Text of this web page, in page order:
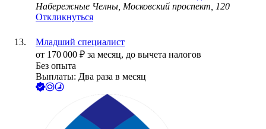
Набережные Челны, Московский проспект, 120
Откликнуться
Младший специалист
от 170 000 ₽ за месяц, до вычета налогов
Без опыта
Выплаты: Два раза в месяц